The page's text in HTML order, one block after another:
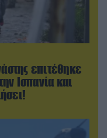
επιτέθηκε
Ισπανία και